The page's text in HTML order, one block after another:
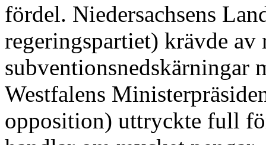
fördel. Niedersachsens
regeringspartiet) krävde av
subventionsnedskärningar
Westfalens
opposition) uttryckte full